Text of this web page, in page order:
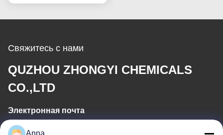
для промышленных
Свяжитесь с нами
QUZHOU ZHONGYI CHEMICALS
CO.,LTD
Электронная почта
wfmbeide@163.com
Anna